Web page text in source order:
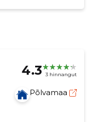
4.3 3 hinnangut
Põlvamaa